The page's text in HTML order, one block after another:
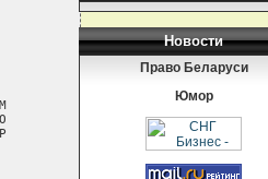
Новости
Право Беларуси
Юмор